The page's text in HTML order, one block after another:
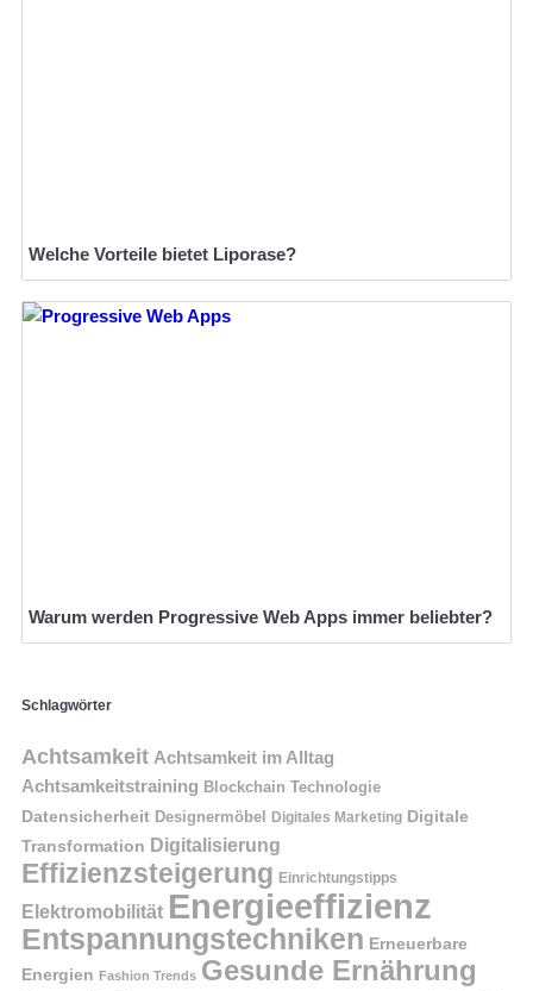
Welche Vorteile bietet Liporase?
Warum werden Progressive Web Apps immer beliebter?
Schlagwörter
Achtsamkeit Achtsamkeit im Alltag
Achtsamkeitstraining Blockchain Technologie
Datensicherheit Designermöbel Digitales Marketing Digitale
Transformation Digitalisierung
Effizienzsteigerung Einrichtungstipps
Elektromobilität Energieeffizienz
Entspannungstechniken Erneuerbare
Energien Fashion Trends Gesunde Ernährung